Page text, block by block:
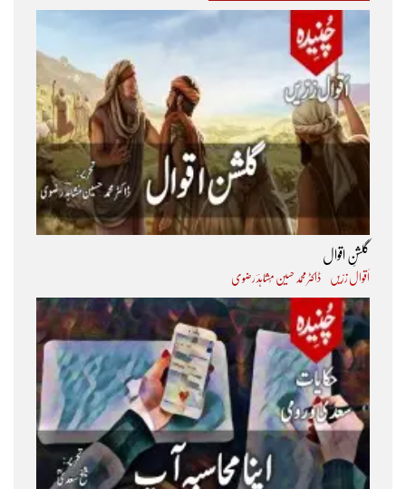
گلشنِ اقوال
اَقوال زرّیں ڈاکٹر محمد حسین مُشاہدؔ رضوی